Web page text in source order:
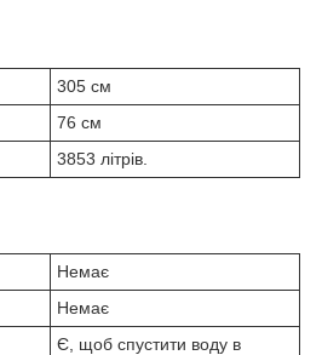
305 см
76 см
3853 літрів.
Немає
Немає
Є, щоб спустити воду в